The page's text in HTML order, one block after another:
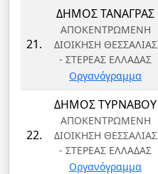
21.
ΔΗΜΟΣ ΤΑΝΑΓΡΑΣ
ΑΠΟΚΕΝΤΡΩΜΕΝΗ
ΔΙΟΙΚΗΣΗ ΘΕΣΣΑΛΙΑΣ
- ΣΤΕΡΕΑΣ ΕΛΛΑΔΑΣ
Οργανόγραμμα
22.
ΔΗΜΟΣ ΤΥΡΝΑΒΟΥ
ΑΠΟΚΕΝΤΡΩΜΕΝΗ
ΔΙΟΙΚΗΣΗ ΘΕΣΣΑΛΙΑΣ
- ΣΤΕΡΕΑΣ ΕΛΛΑΔΑΣ
Οργανόγραμμα